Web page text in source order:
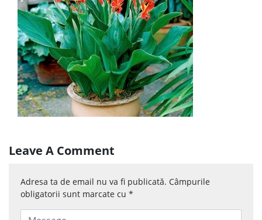
Leave A Comment
Adresa ta de email nu va fi publicată. Câmpurile
obligatorii sunt marcate cu *